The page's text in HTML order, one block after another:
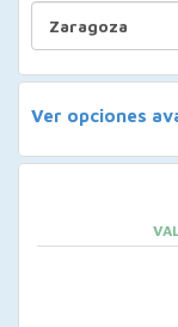
Ver opciones